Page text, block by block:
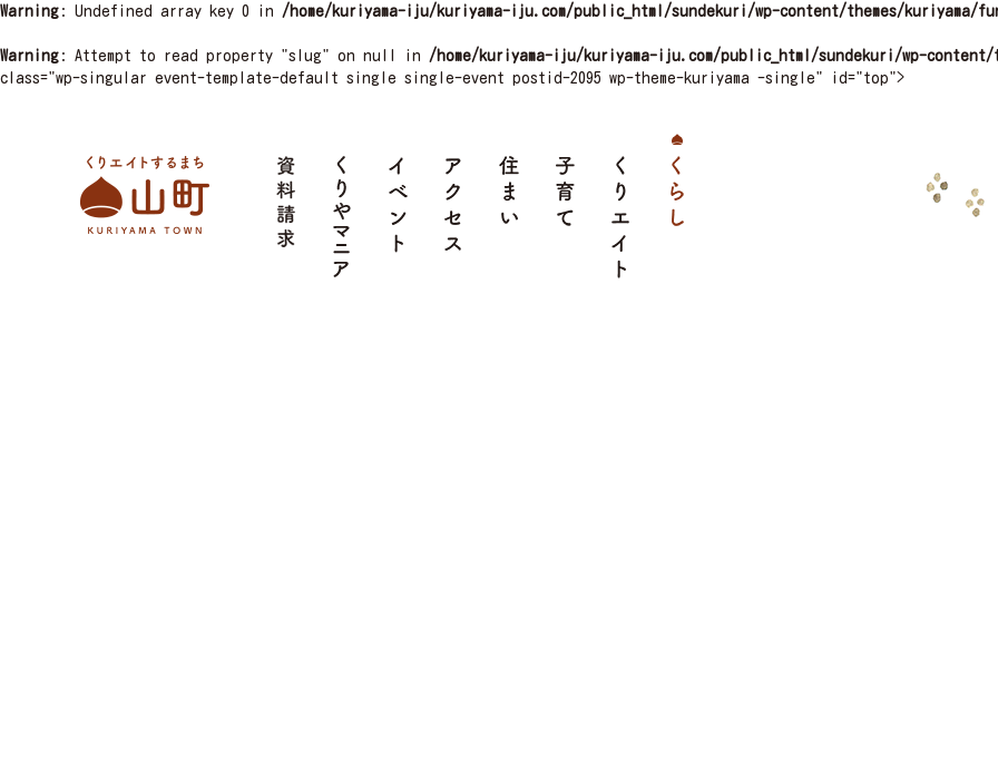
Warning : Undefined array key 0 in /home/kuriyama-iju/kuriyama-iju.com/public_html/sundekuri/wp-content/themes/kuriyama/
Warning : Attempt to read property "slug" on null in /home/kuriyama-iju/kuriyama-iju.com/public_html/sundekuri/wp-content/
class="wp-singular event-template-default single single-event postid-2095 wp-theme-kuriyama -single" id="top">
栗山町 くりエイト
子育て
住まい
アクセス
イベント
くりやマニア
資料請求